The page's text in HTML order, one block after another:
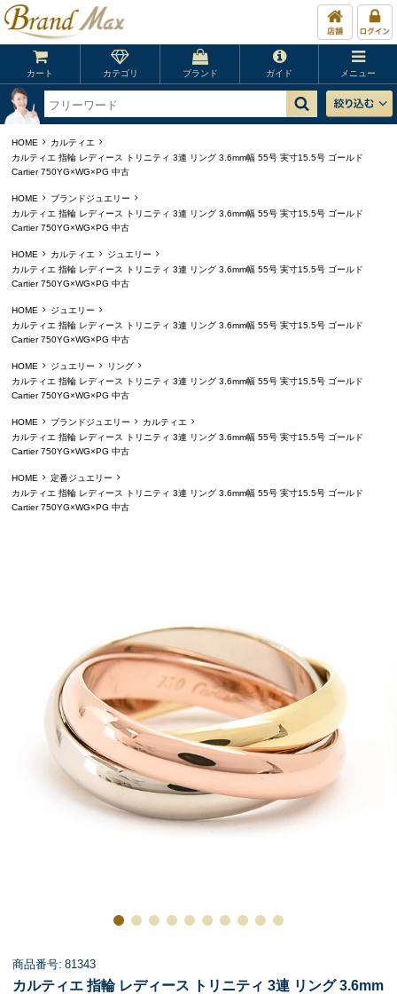
カート カテゴリ ブランド ガイド メニュー
HOME
カルティエ
カルティエ 指輪 レディース トリニティ 3連 リング 3.6mm幅 55号 実寸15.5号 ゴールド
Cartier 750YG×WG×PG 中古
HOME
ブランドジュエリー
カルティエ 指輪 レディース トリニティ 3連 リング 3.6mm幅 55号 実寸15.5号 ゴールド
Cartier 750YG×WG×PG 中古
HOME カルティエ
ジュエリー
カルティエ 指輪 レディース トリニティ 3連 リング 3.6mm幅 55号 実寸15.5号 ゴールド
Cartier 750YG×WG×PG 中古
HOME
ジュエリー
カルティエ 指輪 レディース トリニティ 3連 リング 3.6mm幅 55号 実寸15.5号 ゴールド
Cartier 750YG×WG×PG 中古
HOME ジュエリー
リング
カルティエ 指輪 レディース トリニティ 3連 リング 3.6mm幅 55号 実寸15.5号 ゴールド
Cartier 750YG×WG×PG 中古
HOME ブランドジュエリー
カルティエ
カルティエ 指輪 レディース トリニティ 3連 リング 3.6mm幅 55号 実寸15.5号 ゴールド
Cartier 750YG×WG×PG 中古
HOME
定番ジュエリー
カルティエ 指輪 レディース トリニティ 3連 リング 3.6mm幅 55号 実寸15.5号 ゴールド
Cartier 750YG×WG×PG 中古
商品番号: 81343
カルティエ 指輪 レディース トリニティ 3連 リング 3.6mm